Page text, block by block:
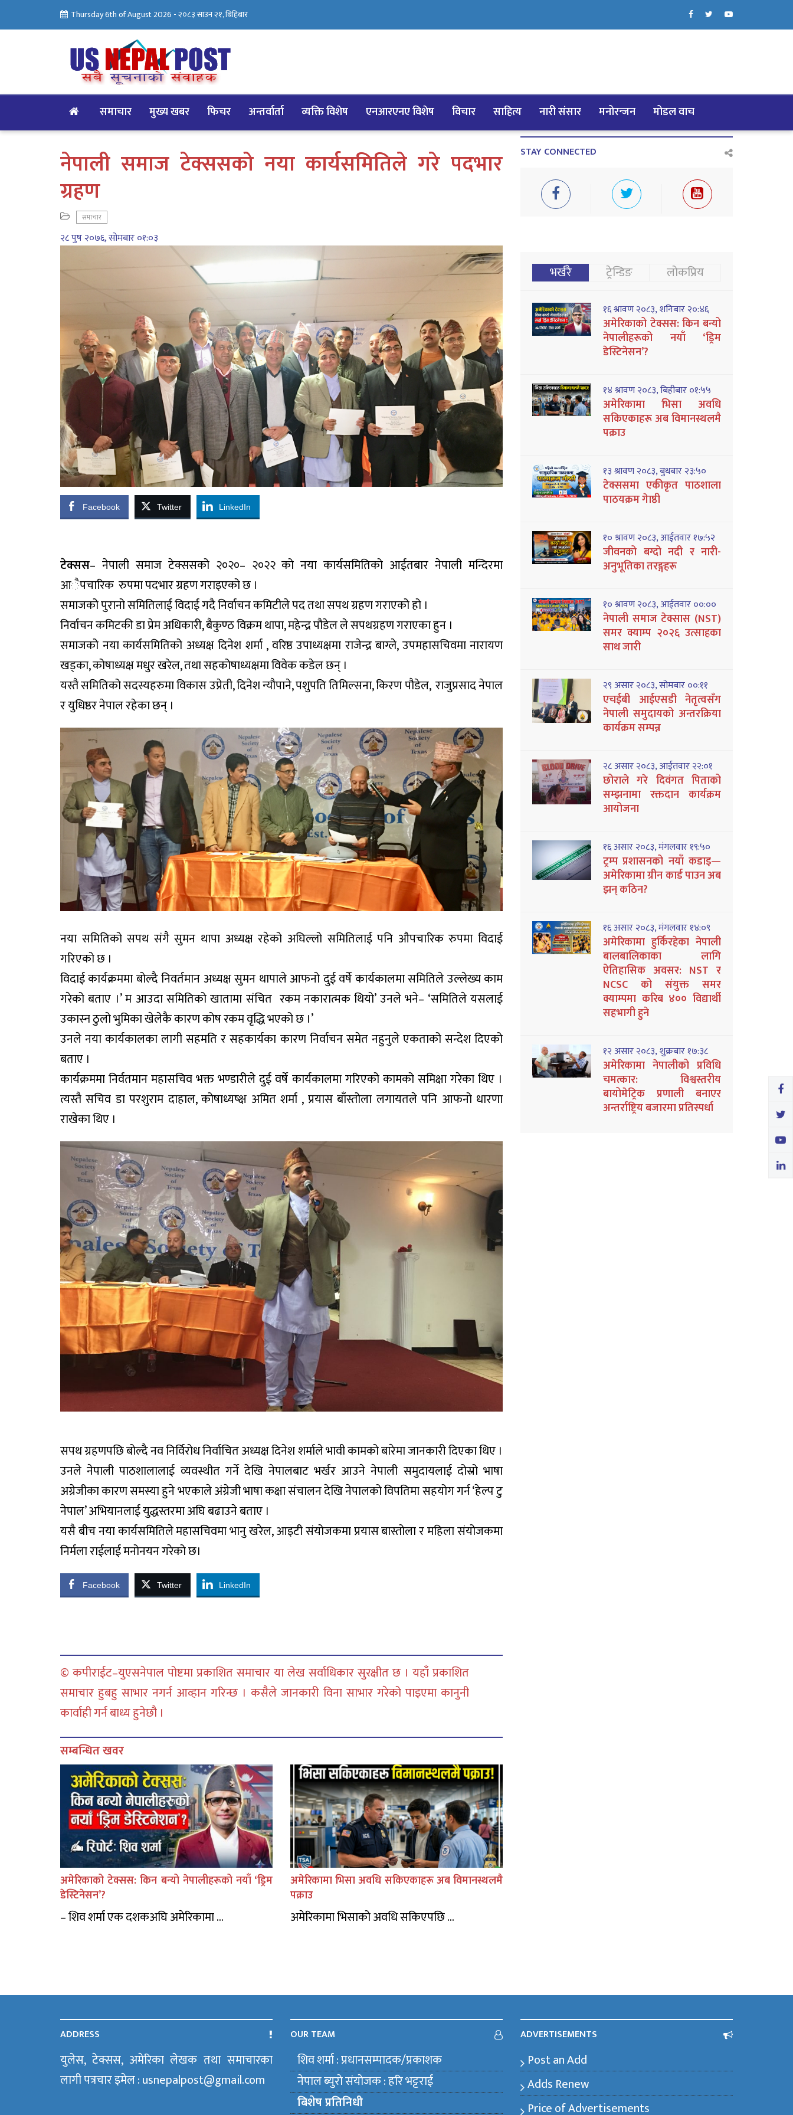
Thursday 6th of August 2026 -२०८३ साउन २१, बिहिबार
समाचार मुख्य खबर फिचर अन्तर्वार्ता व्यक्ति विशेष एनआरएनए विशेष विचार साहित्य नारी संसार मनोरन्जन मोडल वाच
नेपाली समाज टेक्ससको नया कार्यसमितिले गरे पदभार
ग्रहण
समाचार
२८ पुष २०७६, सोमबार ०१:०३
Facebook Twitter LinkedIn
टेक्सस– नेपाली समाज टेक्ससको २०२०– २०२२ को नया कार्यसमितिको आईतबार नेपाली मन्दिरमा
आैपचारिक रुपमा पदभार ग्रहण गराइएको छ ।
समाजको पुरानो समितिलाई विदाई गदै निर्वाचन कमिटीले पद तथा सपथ ग्रहण गराएको हो ।
निर्वाचन कमिटकी डा प्रेम अधिकारी, बैकुण्ठ विक्रम थापा, महेन्द्र पौडेल ले सपथग्रहण गराएका हुन ।
समाजको नया कार्यसमितिको अध्यक्ष दिनेश शर्मा , वरिष्ठ उपाध्यक्षमा राजेन्द्र बाग्ले, उपमहासचिवमा नारायण
खड्का, कोषाध्यक्ष मधुर खरेल, तथा सहकोषाध्यक्षमा विवेक कडेल छन् ।
यस्तै समितिको सदस्यहरुमा विकास उप्रेती, दिनेश न्यौपाने, पशुपति तिमिल्सना, किरण पौडेल, राजुप्रसाद नेपाल
र युधिष्ठर नेपाल रहेका छन् ।
नया समितिको सपथ संगै सुमन थापा अध्यक्ष रहेको अघिल्लो समितिलाई पनि औपचारिक रुपमा विदाई
गरिएको छ ।
विदाई कार्यक्रममा बोल्दै निवर्तमान अध्यक्ष सुमन थापाले आफनो दुई वर्षे कार्यकालमा समितिले उल्लेख्य काम
गरेको बताए ।’ म आउदा समितिको खातामा संचित रकम नकारात्मक थियो’ उनले भने– ‘समितिले यसलाई
उकास्न ठुलो भुमिका खेलेकै कारण कोष रकम वृद्धि भएको छ ।’
उनले नया कार्यकालका लागी सहमति र सहकार्यका कारण निर्वाचन समेत नहुनुले एकताको सन्देश दिएको
बताए ।
कार्यक्रममा निर्वतमान महासचिव भक्त भण्डारीले दुई वर्षे कार्यकालमा गरिएको कामको समिक्षा गरेका थिए ।
त्यस्तै सचिव डा परशुराम दाहाल, कोषाध्यष्क्ष अमित शर्मा , प्रयास बाँस्तोला लगायतले पनि आफनो धारणा
राखेका थिए ।
सपथ ग्रहणपछि बोल्दै नव निर्विरोध निर्वाचित अध्यक्ष दिनेश शर्माले भावी कामको बारेमा जानकारी दिएका थिए ।
उनले नेपाली पाठशालालाई व्यवस्थीत गर्ने देखि नेपालबाट भर्खर आउने नेपाली समुदायलाई दोस्रो भाषा
अग्रेजीका कारण समस्या हुने भएकाले अंग्रेजी भाषा कक्षा संचालन देखि नेपालको विपतिमा सहयोग गर्न ‘हेल्प टु
नेपाल’ अभियानलाई युद्धस्तरमा अघि बढाउने बताए ।
यसै बीच नया कार्यसमितिले महासचिवमा भानु खरेल, आइटी संयोजकमा प्रयास बास्तोला र महिला संयोजकमा
निर्मला राईलाई मनोनयन गरेको छ।
Facebook Twitter LinkedIn
© कपीराईट–युएसनेपाल पोष्टमा प्रकाशित समाचार या लेख सर्वाधिकार सुरक्षीत छ । यहाँ प्रकाशित
समाचार हुबहु साभार नगर्न आव्हान गरिन्छ । कसैले जानकारी विना साभार गरेको पाइएमा कानुनी
कार्वाही गर्न बाध्य हुनेछौ ।
सम्बन्धित खवर
अमेरिकाको टेक्सस: किन बन्यो नेपालीहरूको नयाँ ‘ड्रिम
डेस्टिनेसन’?
– शिव शर्मा एक दशकअघि अमेरिकामा ...
अमेरिकामा भिसा अवधि सकिएकाहरू अब विमानस्थलमै
पक्राउ
अमेरिकामा भिसाको अवधि सकिएपछि ...
STAY CONNECTED
भर्खरै ट्रेन्डिङ लोकप्रिय
१६ श्रावण २०८३, शनिबार २०:४६
अमेरिकाको टेक्सस: किन बन्यो
नेपालीहरूको नयाँ ‘ड्रिम
डेस्टिनेसन’?
१४ श्रावण २०८३, बिहीबार ०१:५५
अमेरिकामा भिसा अवधि
सकिएकाहरू अब विमानस्थलमै
पक्राउ
१३ श्रावण २०८३, बुधबार २३:५०
टेक्ससमा एकीकृत पाठशाला
पाठयक्रम गेाष्ठी
१० श्रावण २०८३, आईतवार १७:५२
जीवनको बग्दो नदी र नारी-
अनुभूतिका तरङ्गहरू
१० श्रावण २०८३, आईतवार ००:००
नेपाली समाज टेक्सास (NST)
समर क्याम्प २०२६ उत्साहका
साथ जारी
२९ असार २०८३, सोमबार ००:११
एचईबी आईएसडी नेतृत्वसँग
नेपाली समुदायको अन्तरक्रिया
कार्यक्रम सम्पन्न
२८ असार २०८३, आईतवार २२:०१
छोराले गरे दिवंगत पिताको
सम्झनामा रक्तदान कार्यक्रम
आयोजना
१६ असार २०८३, मंगलवार १९:५०
ट्रम्प प्रशासनको नयाँ कडाइ—
अमेरिकामा ग्रीन कार्ड पाउन अब
झन् कठिन?
१६ असार २०८३, मंगलवार १४:०९
अमेरिकामा हुर्किरहेका नेपाली
बालबालिकाका लागि
ऐतिहासिक अवसर: NST र
NCSC को संयुक्त समर
क्याम्पमा करिब ४०० विद्यार्थी
सहभागी हुने
१२ असार २०८३, शुक्रबार १७:३८
अमेरिकामा नेपालीको प्रविधि
चमत्कार: विश्वस्तरीय
बायोमेट्रिक प्रणाली बनाएर
अन्तर्राष्ट्रिय बजारमा प्रतिस्पर्धा
ADDRESS
युलेस, टेक्सस, अमेरिका लेखक तथा समाचारका
लागी पत्रचार इमेल : usnepalpost@gmail.com
OUR TEAM
शिव शर्मा : प्रधानसम्पादक/प्रकाशक
नेपाल ब्युराे संयाेजक : हरि भट्टराई
बिशेष प्रतिनिधी
ADVERTISEMENTS
Post an Add
Adds Renew
Price of Advertisements